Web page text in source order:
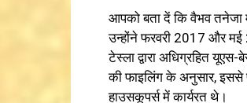
आपको बता दें कि वैभव
उन्होंने फरवरी 2017 और
टेस्ला द्वारा अधिग्रहित
की फाइलिंग के अनुसार, इससे
हाउसकूपर्स में कार्यरत थे।